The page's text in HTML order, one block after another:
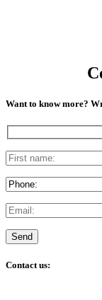
Want to know more?
Contact us: